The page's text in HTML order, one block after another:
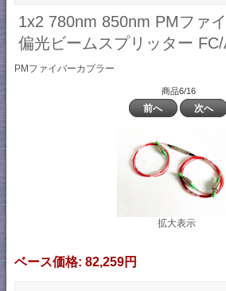
1x2 780nm 850nm PMファ
偏光ビームスプリッター
PMファイバーカプラー
商品6/16
前へ 次へ
拡大表示
ベース価格: 82,259円